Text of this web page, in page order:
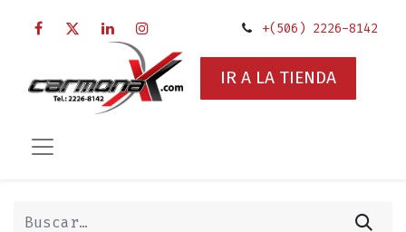
+(506) 2226-8142
IR A LA TIENDA